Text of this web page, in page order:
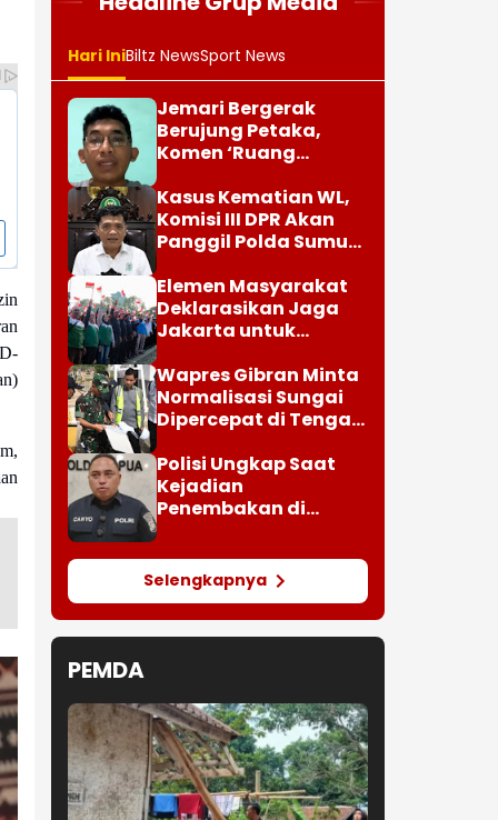
Hari IniBiltz NewsSport News
Jemari Bergerak
Berujung Petaka,
Komen ‘Ruang
Karier dr Beni di RSUD
Ruteng Berakhir
Kasus Kematian WL,
Komisi III DPR Akan
Panggil Polda Sumut
Elemen Masyarakat
Deklarasikan Jaga
Jakarta untuk
Wapres Gibran Minta
Normalisasi Sungai
Dipercepat di Tengah
Pascabencana
Polisi Ungkap Saat
Kejadian
Penembakan di
Tak Berada di Lokasi
Selengkapnya
PEMDA